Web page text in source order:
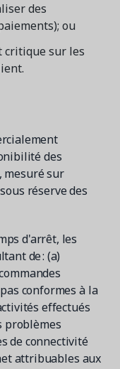
des
ou
critique sur les
des
mesuré sur
réserve des
d'arrêt, les
de : (a)
conformes à la
effectués
problèmes
de connectivité
attribuables aux